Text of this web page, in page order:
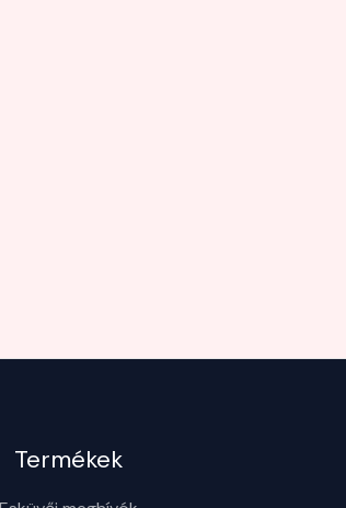
Termékek